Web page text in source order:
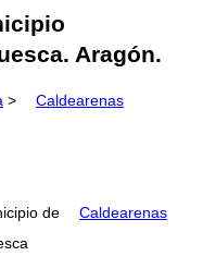
Aragón.
> Caldearenas
de
Caldearenas